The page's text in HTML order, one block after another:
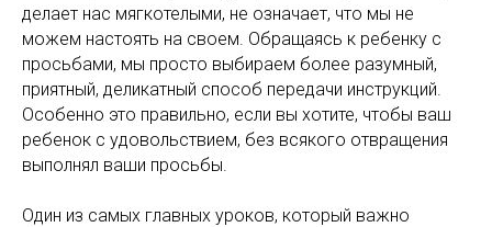
делает нас мягкотелыми, не означает, что мы не
можем настоять на своем. Обращаясь к ребенку с
просьбами, мы просто выбираем более разумный,
приятный, деликатный способ передачи инструкций.
Особенно это правильно, если вы хотите, чтобы ваш
ребенок с удовольствием, без всякого отвращения
выполнял ваши просьбы.
Один из самых главных уроков, который важно